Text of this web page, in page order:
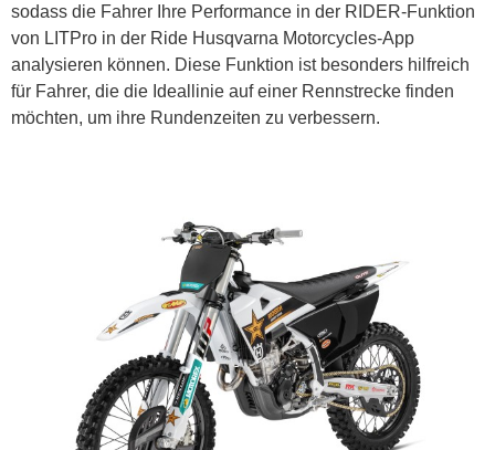
sodass die Fahrer Ihre Performance in der RIDER-Funktion
von LITPro in der Ride Husqvarna Motorcycles-App
analysieren können. Diese Funktion ist besonders hilfreich
für Fahrer, die die Ideallinie auf einer Rennstrecke finden
möchten, um ihre Rundenzeiten zu verbessern.